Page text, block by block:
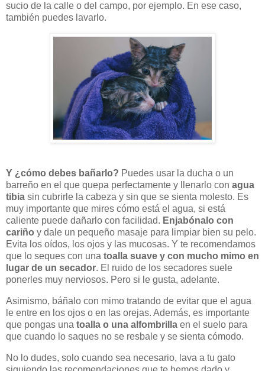
sucio de la calle o del campo, por ejemplo. En ese caso,
también puedes lavarlo.
Y ¿cómo debes bañarlo? Puedes usar la ducha o un
barreño en el que quepa perfectamente y llenarlo con agua
tibia sin cubrirle la cabeza y sin que se sienta molesto. Es
muy importante que mires cómo está el agua, si está
caliente puede dañarlo con facilidad. Enjabónalo con
cariño y dale un pequeño masaje para limpiar bien su pelo.
Evita los oídos, los ojos y las mucosas. Y te recomendamos
que lo seques con una toalla suave y con mucho mimo en
lugar de un secador. El ruido de los secadores suele
ponerles muy nerviosos. Pero si le gusta, adelante.
Asimismo, báñalo con mimo tratando de evitar que el agua
le entre en los ojos o en las orejas. Además, es importante
que pongas una toalla o una alfombrilla en el suelo para
que cuando lo saques no se resbale y se sienta cómodo.
No lo dudes, solo cuando sea necesario, lava a tu gato